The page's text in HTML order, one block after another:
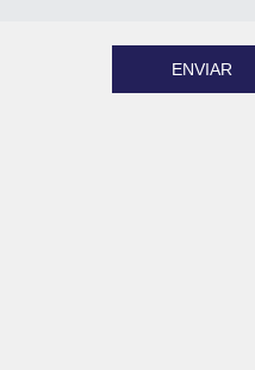
ENVIAR